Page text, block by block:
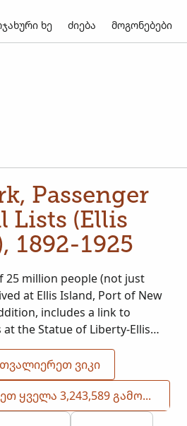
ხე ძიება მოგონებები
Passenger
Lists (Ellis
1892-1925
25 million people (not just
at Ellis Island, Port of New
includes a link to
the Statue of Liberty-Ellis
ᲕᲘᲙᲘ
ᲓᲐᲐᲗᲕᲐᲚᲘᲔᲠᲔᲗ ᲧᲕᲔᲚᲐ 3,243,589 ᲒᲐᲛᲝᲡᲐᲮᲣᲚᲔᲑᲐ